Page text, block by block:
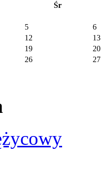
Śr
5
6
12
13
19
20
26
27